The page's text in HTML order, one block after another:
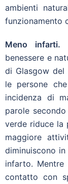
ambienti
funzionamento
Meno infarti.
benessere e
di Glasgow del
le persone
incidenza di
parole
verde riduce la
maggiore
diminuiscono
infarto.
contatto con